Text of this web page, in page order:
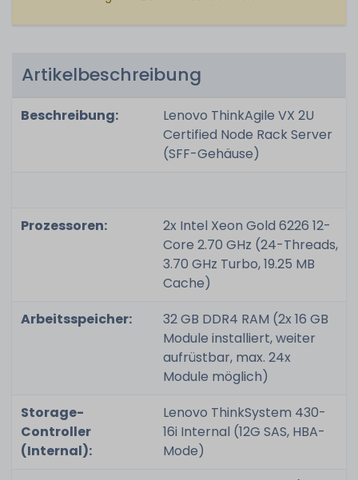
Artikelbeschreibung
Beschreibung:
Lenovo ThinkAgile VX 2U
Certified Node Rack Server
(SFF-Gehäuse)
Prozessoren:
2x Intel Xeon Gold 6226 12-
Core 2.70 GHz (24-Threads,
3.70 GHz Turbo, 19.25 MB
Cache)
Arbeitsspeicher:
32 GB DDR4 RAM (2x 16 GB
Module installiert, weiter
aufrüstbar, max. 24x
Module möglich)
Storage-
Controller
(Internal):
Lenovo ThinkSystem 430-
16i Internal (12G SAS, HBA-
Mode)